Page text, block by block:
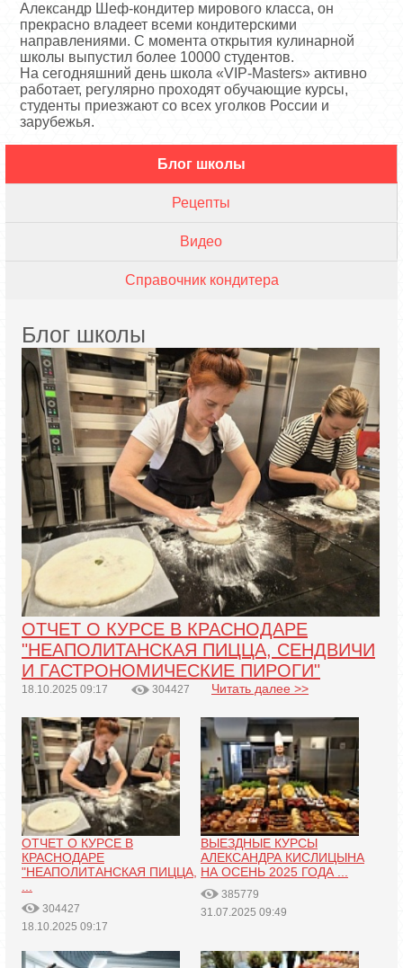
Александр Шеф-кондитер мирового класса, он
прекрасно владеет всеми кондитерскими
направлениями. С момента открытия кулинарной
школы выпустил более 10000 студентов.
На сегодняшний день школа «VIP-Masters» активно
работает, регулярно проходят обучающие курсы,
студенты приезжают со всех уголков России и
зарубежья.
Блог школы
Рецепты
Видео
Справочник кондитера
Блог школы
ОТЧЕТ О КУРСЕ В КРАСНОДАРЕ
"НЕАПОЛИТАНСКАЯ ПИЦЦА, СЕНДВИЧИ
И ГАСТРОНОМИЧЕСКИЕ ПИРОГИ"
18.10.2025 09:17 304427 Читать далее >>
ОТЧЕТ О КУРСЕ В
КРАСНОДАРЕ
"НЕАПОЛИТАНСКАЯ ПИЦЦА,
304427
18.10.2025 09:17
ВЫЕЗДНЫЕ КУРСЫ
АЛЕКСАНДРА КИСЛИЦЫНА
НА ОСЕНЬ 2025 ГОДА ...
385779
31.07.2025 09:49